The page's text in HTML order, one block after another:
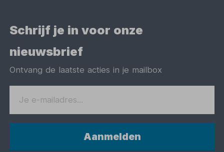
Schrijf je in voor onze
nieuwsbrief
Ontvang de laatste acties in je mailbox
Aanmelden